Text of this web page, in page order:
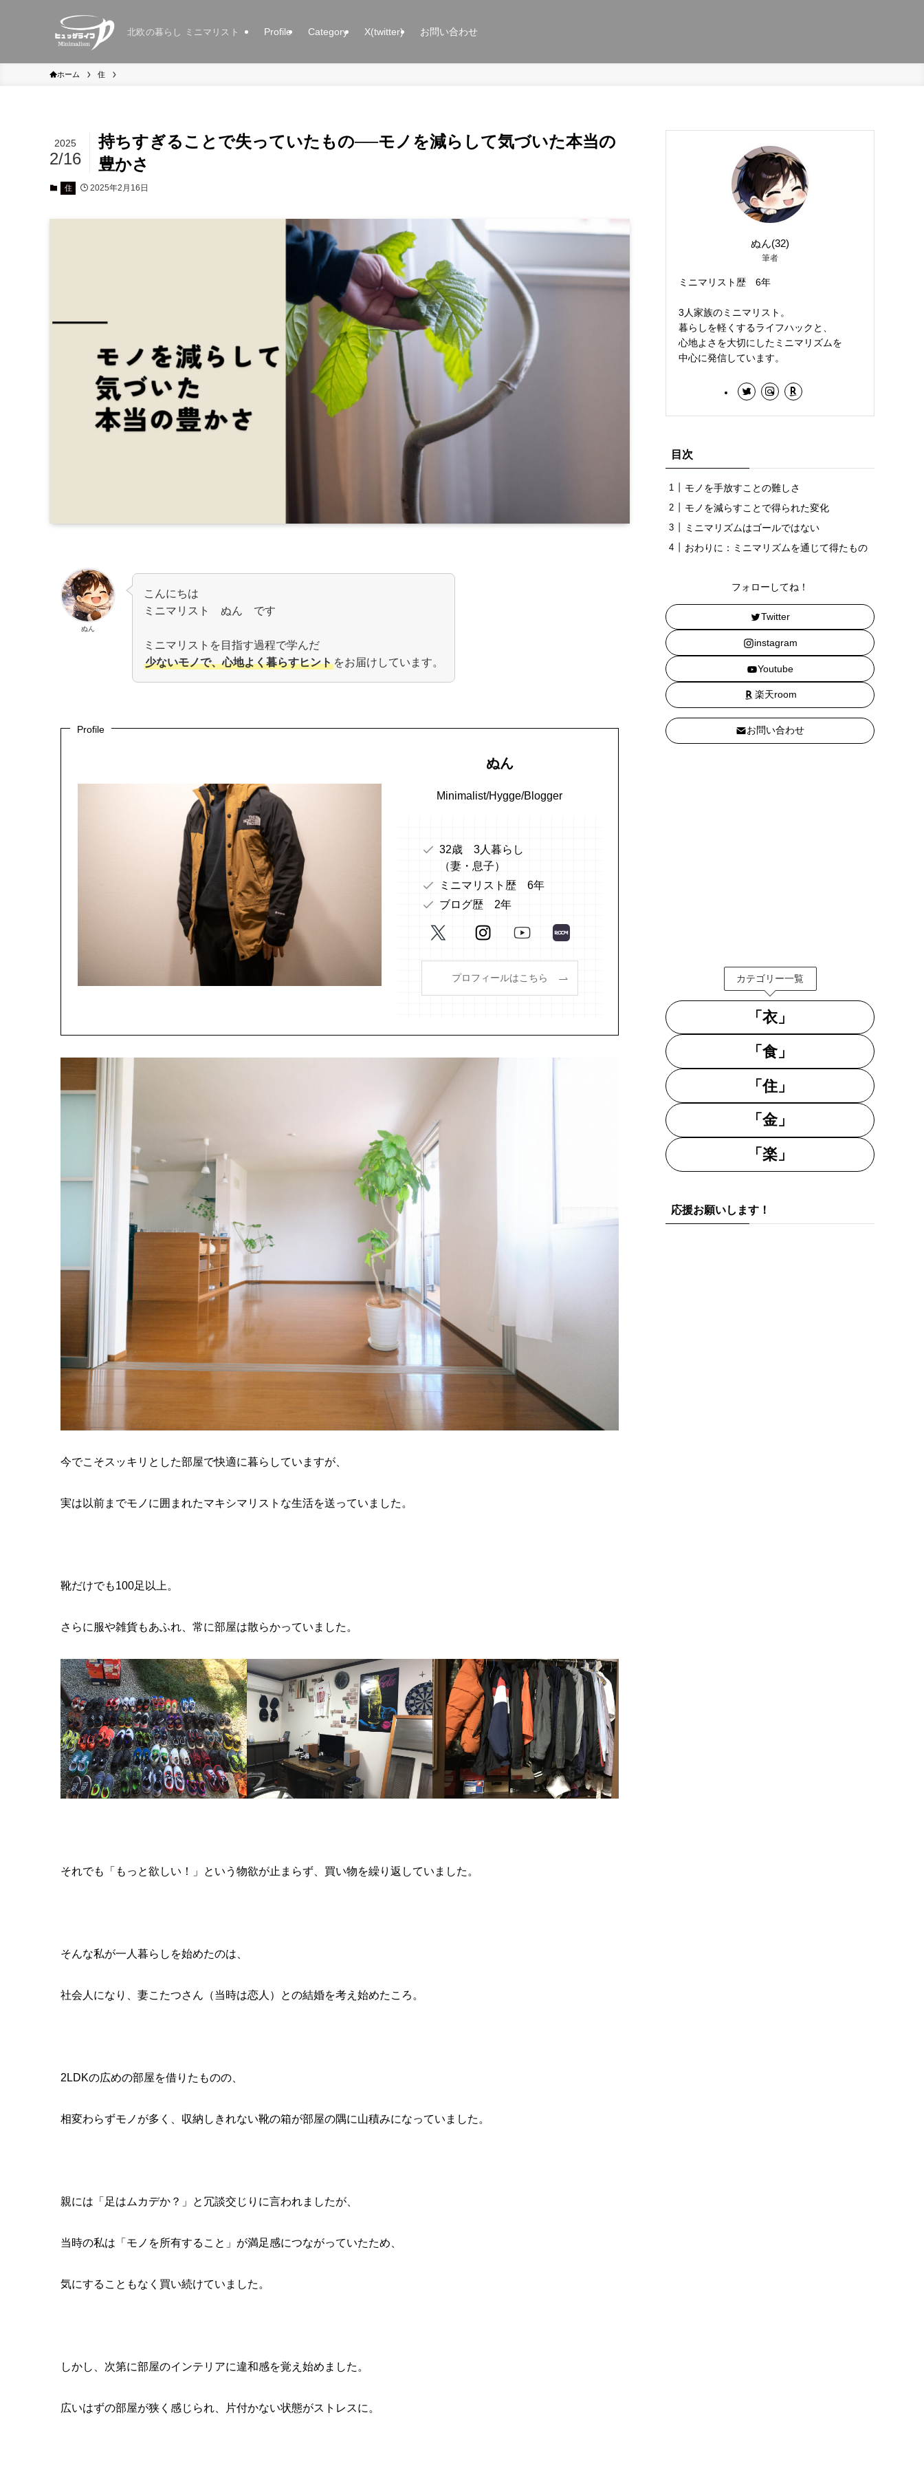
北欧の暮らし ミニマリスト Profile Category X(twitter) お問い合わせ
ホーム 住
持ちすぎることで失っていたもの──モノを減らして気づいた本当の
豊かさ
2025
2/16
住 2025年2月16日
ぬん
こんにちは
ミニマリスト ぬん です
ミニマリストを目指す過程で学んだ
少ないモノで、心地よく暮らすヒント をお届けしています。
Profile
ぬん
Minimalist/Hygge/Blogger
32歳 3人暮らし
（妻・息子）
ミニマリスト歴 6年
ブログ歴 2年
プロフィールはこちら
今でこそスッキリとした部屋で快適に暮らしていますが、
実は以前までモノに囲まれたマキシマリストな生活を送っていました。
靴だけでも100足以上。
さらに服や雑貨もあふれ、常に部屋は散らかっていました。
それでも「もっと欲しい！」という物欲が止まらず、買い物を繰り返していました。
そんな私が一人暮らしを始めたのは、
社会人になり、妻こたつさん（当時は恋人）との結婚を考え始めたころ。
2LDKの広めの部屋を借りたものの、
相変わらずモノが多く、収納しきれない靴の箱が部屋の隅に山積みになっていました。
親には「足はムカデか？」と冗談交じりに言われましたが、
当時の私は「モノを所有すること」が満足感につながっていたため、
気にすることもなく買い続けていました。
しかし、次第に部屋のインテリアに違和感を覚え始めました。
広いはずの部屋が狭く感じられ、片付かない状態がストレスに。
ぬん(32)
筆者
ミニマリスト歴 6年
3人家族のミニマリスト。
暮らしを軽くするライフハックと、
心地よさを大切にしたミニマリズムを
中心に発信しています。
目次
モノを手放すことの難しさ
モノを減らすことで得られた変化
ミニマリズムはゴールではない
おわりに：ミニマリズムを通じて得たもの
フォローしてね！
Twitter
instagram
Youtube
楽天room
お問い合わせ
カテゴリー一覧
「衣」
「食」
「住」
「金」
「楽」
応援お願いします！